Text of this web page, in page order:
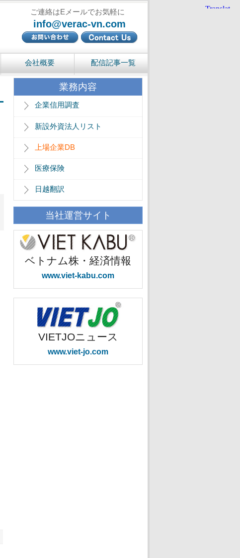
ご連絡はEメールでお気軽に
info@verac-vn.com
会社概要 配信記事一覧
業務内容
企業信用調査
新設外資法人リスト
上場企業DB
医療保険
日越翻訳
当社運営サイト
ベトナム株・経済情報
www.viet-kabu.com
VIETJOニュース
www.viet-jo.com